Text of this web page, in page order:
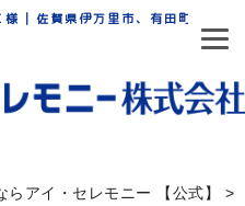
| 佐賀県伊万里市、有田町のご葬
アイ・セレモニー 【公式】
>